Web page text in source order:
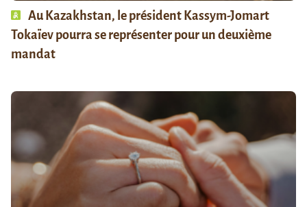
Au Kazakhstan, le président Kassym-Jomart
Tokaïev pourra se représenter pour un deuxième
mandat